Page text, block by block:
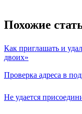
Похожие
Как приглашать и
двоих»
Проверка адреса в
Не удается